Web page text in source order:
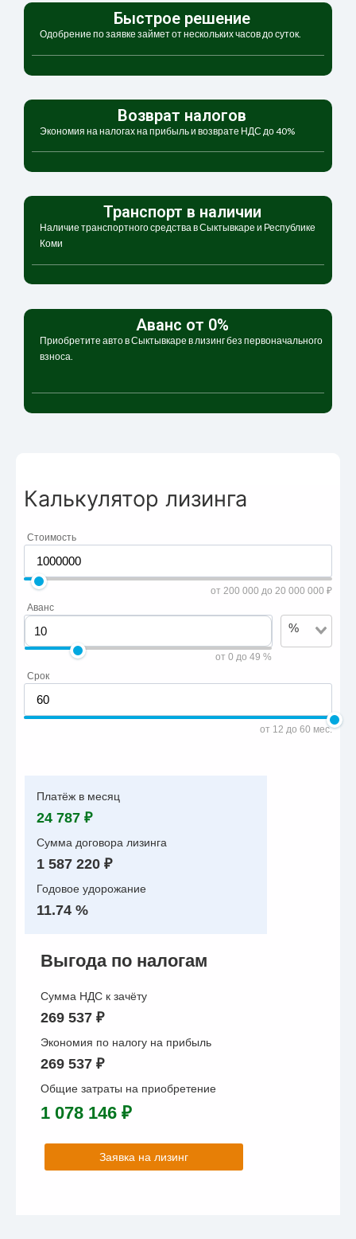
Быстрое решение
Одобрение по заявке займет от нескольких часов до суток.
Возврат налогов
Экономия на налогах на прибыль и возврате НДС до 40%
Транспорт в наличии
Наличие транспортного средства в Сыктывкаре и Республике
Коми
Аванс от 0%
Приобретите авто в Сыктывкаре в лизинг без первоначального
взноса.
Калькулятор лизинга
Стоимость
от 200 000 до 20 000 000 ₽
Аванс
от 0 до 49 %
%
Срок
от 12 до 60 мес.
Платёж в месяц
24 787 ₽
Сумма договора лизинга
1 587 220 ₽
Годовое удорожание
11.74 %
Выгода по налогам
Сумма НДС к зачёту
269 537 ₽
Экономия по налогу на прибыль
269 537 ₽
Общие затраты на приобретение
1 078 146 ₽
Заявка на лизинг